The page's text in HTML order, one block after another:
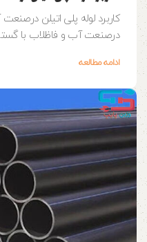
کاربرد لوله پلی اتیلن
درصنعت آب و فاظلاب با
ادامه مطالعه